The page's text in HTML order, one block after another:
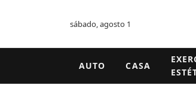
sábado, agosto 1
AUTO CASA